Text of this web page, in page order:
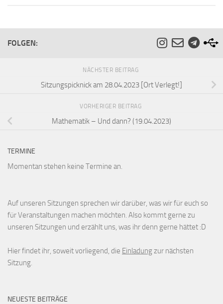
FOLGEN:
NÄCHSTER BEITRAG
Sitzungspicknick am 28.04.2023 [Ort Verlegt!]
VORHERIGER BEITRAG
Mathematik – Und dann? (19.04.2023)
TERMINE
Momentan stehen keine Termine an.
Auf unseren Sitzungen sprechen wir darüber, was wir für euch so
für Veranstaltungen machen möchten. Also kommt gerne zu
unseren Sitzungen und erzählt uns, was ihr denn gerne hättet :D
Hier findet ihr, soweit vorliegend, die Einladungzur nächsten
Sitzung.
NEUESTE BEITRÄGE